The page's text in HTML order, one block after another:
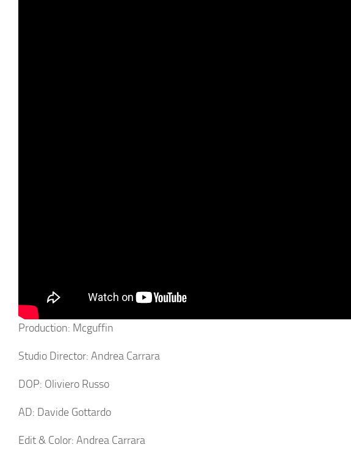
Production: Mcguffin
Studio Director: Andrea Carrara
DOP: Oliviero Russo
AD: Davide Gottardo
Edit & Color: Andrea Carrara